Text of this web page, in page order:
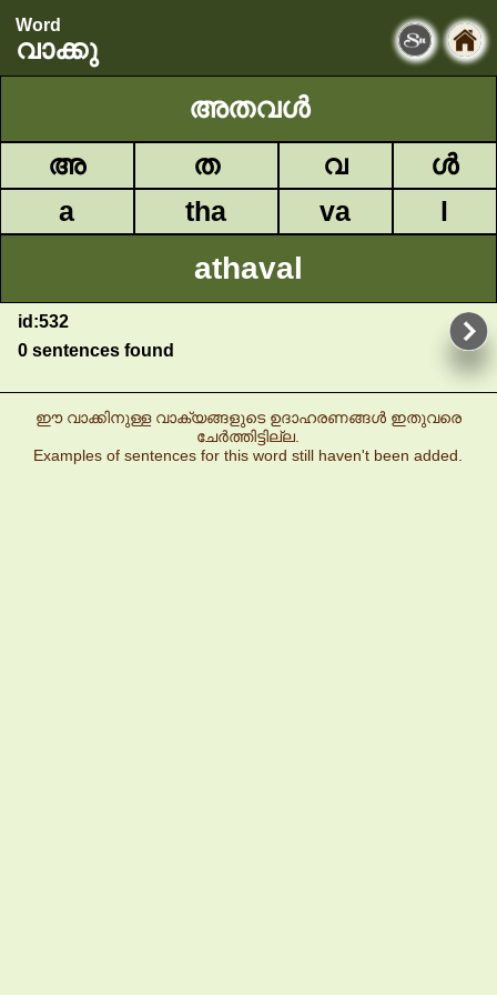
Word
വാക്കു
അതവൾ
അ ത വ
ൾ
a
tha va l
athaval
id:532
0 sentences found
ഈ വാക്കിനുള്ള വാക്യങ്ങളുടെ ഉദാഹരണങ്ങൾ ഇതുവരെ
ചേർത്തിട്ടില്ല.
Examples of sentences for this word still haven't been added.